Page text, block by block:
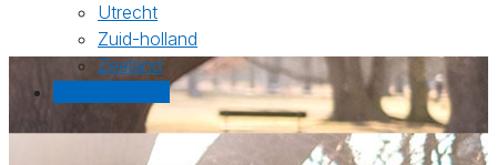
Utrecht
Zuid-holland
Zeeland